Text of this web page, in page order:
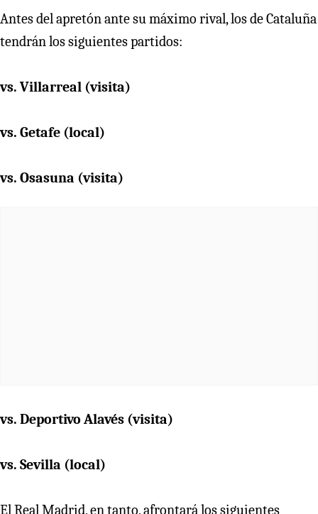
Antes del apretón ante su máximo rival, los de Cataluña
tendrán los siguientes partidos:
vs. Villarreal (visita)
vs. Getafe (local)
vs. Osasuna (visita)
vs. Deportivo Alavés (visita)
vs. Sevilla (local)
El Real Madrid, en tanto, afrontará los siguientes